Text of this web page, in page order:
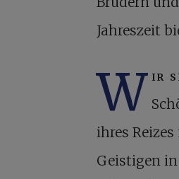
Jahreszeit
W ir
ihres
Geistigen